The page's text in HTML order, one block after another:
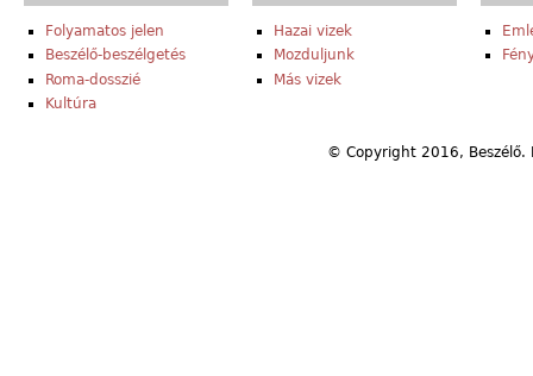
Folyamatos jelen
Beszélő-beszélgetés
Roma-dosszié
Kultúra
Hazai vizek
Mozduljunk
Más vizek
© Copyright 2016,